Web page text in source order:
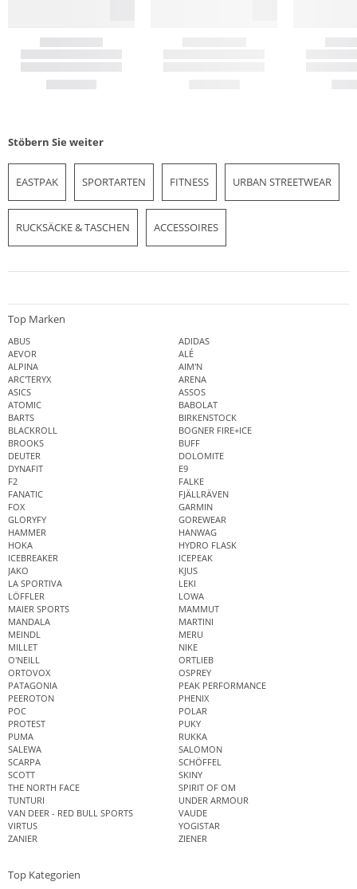
Stöbern Sie weiter
EASTPAK SPORTARTEN FITNESS URBAN STREETWEAR
RUCKSÄCKE & TASCHEN ACCESSOIRES
Top Marken
ABUS
ADIDAS
AEVOR
ALÉ
ALPINA
AIM'N
ARC'TERYX
ARENA
ASICS
ASSOS
ATOMIC
BABOLAT
BARTS
BIRKENSTOCK
BLACKROLL
BOGNER FIRE+ICE
BROOKS
BUFF
DEUTER
DOLOMITE
DYNAFIT
E9
F2
FALKE
FANATIC
FJÄLLRÄVEN
FOX
GARMIN
GLORYFY
GOREWEAR
HAMMER
HANWAG
HOKA
HYDRO FLASK
ICEBREAKER
ICEPEAK
JAKO
KJUS
LA SPORTIVA
LEKI
LÖFFLER
LOWA
MAIER SPORTS
MAMMUT
MANDALA
MARTINI
MEINDL
MERU
MILLET
NIKE
O'NEILL
ORTLIEB
ORTOVOX
OSPREY
PATAGONIA
PEAK PERFORMANCE
PEEROTON
PHENIX
POC
POLAR
PROTEST
PUKY
PUMA
RUKKA
SALEWA
SALOMON
SCARPA
SCHÖFFEL
SCOTT
SKINY
THE NORTH FACE
SPIRIT OF OM
TUNTURI
UNDER ARMOUR
VAN DEER - RED BULL SPORTS
VAUDE
VIRTUS
YOGISTAR
ZANIER
ZIENER
Top Kategorien